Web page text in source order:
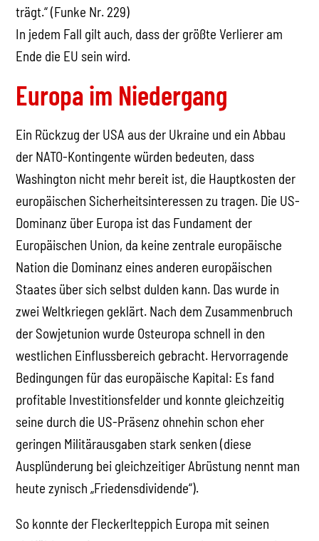
trägt.“ (Funke Nr. 229)
In jedem Fall gilt auch, dass der größte Verlierer am
Ende die EU sein wird.
Europa im Niedergang
Ein Rückzug der USA aus der Ukraine und ein Abbau
der NATO-Kontingente würden bedeuten, dass
Washington nicht mehr bereit ist, die Hauptkosten der
europäischen Sicherheitsinteressen zu tragen. Die US-
Dominanz über Europa ist das Fundament der
Europäischen Union, da keine zentrale europäische
Nation die Dominanz eines anderen europäischen
Staates über sich selbst dulden kann. Das wurde in
zwei Weltkriegen geklärt. Nach dem Zusammenbruch
der Sowjetunion wurde Osteuropa schnell in den
westlichen Einflussbereich gebracht. Hervorragende
Bedingungen für das europäische Kapital: Es fand
profitable Investitionsfelder und konnte gleichzeitig
seine durch die US-Präsenz ohnehin schon eher
geringen Militärausgaben stark senken (diese
Ausplünderung bei gleichzeitiger Abrüstung nennt man
heute zynisch „Friedensdividende“).
So konnte der Fleckerlteppich Europa mit seinen